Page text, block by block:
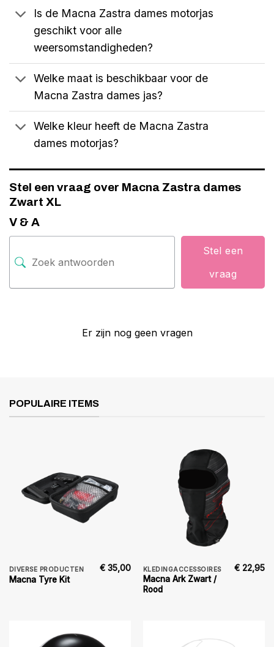
Is de Macna Zastra dames motorjas
geschikt voor alle
weersomstandigheden?
Welke maat is beschikbaar voor de
Macna Zastra dames jas?
Welke kleur heeft de Macna Zastra
dames motorjas?
Stel een vraag over Macna Zastra dames
Zwart XL
V & A
Stel een
vraag
Er zijn nog geen vragen
POPULAIRE ITEMS
DIVERSE PRODUCTEN
Macna Tyre Kit
€ 35,00 KLEDINGACCESSOIRES
Macna Ark Zwart /
Rood
€ 22,95